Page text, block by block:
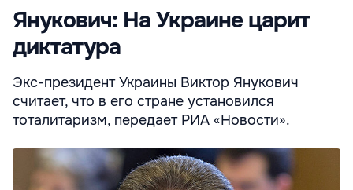
Янукович: На Украине царит
диктатура
Экс-президент Украины Виктор Янукович
считает, что в его стране установился
тоталитаризм, передает РИА «Новости».